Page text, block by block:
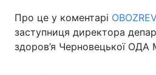
Про це у коментарі
заступниця директора
здоров’я Черновецької ОДА